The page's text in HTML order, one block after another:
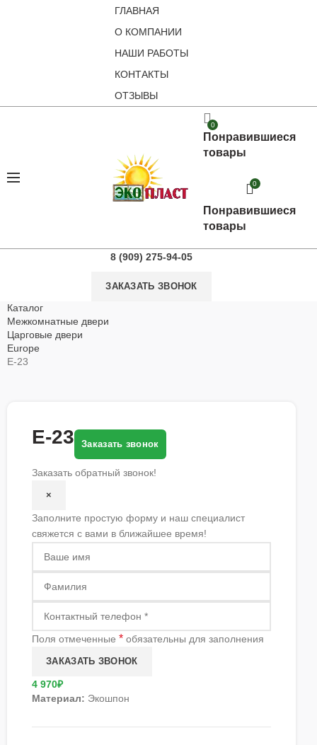
ГЛАВНАЯ
О КОМПАНИИ
НАШИ РАБОТЫ
КОНТАКТЫ
ОТЗЫВЫ
0
Понравившиеся
товары
0
Понравившиеся
товары
8 (909) 275-94-05
ЗАКАЗАТЬ ЗВОНОК
Каталог
Межкомнатные двери
Царговые двери
Europe
E-23
E-23 Заказать звонок
Заказать обратный звонок!
×
Заполните простую форму и наш специалист
свяжется с вами в ближайшее время!
Поля отмеченные * обязательны для заполнения
4 970₽
Материал: Экошпон